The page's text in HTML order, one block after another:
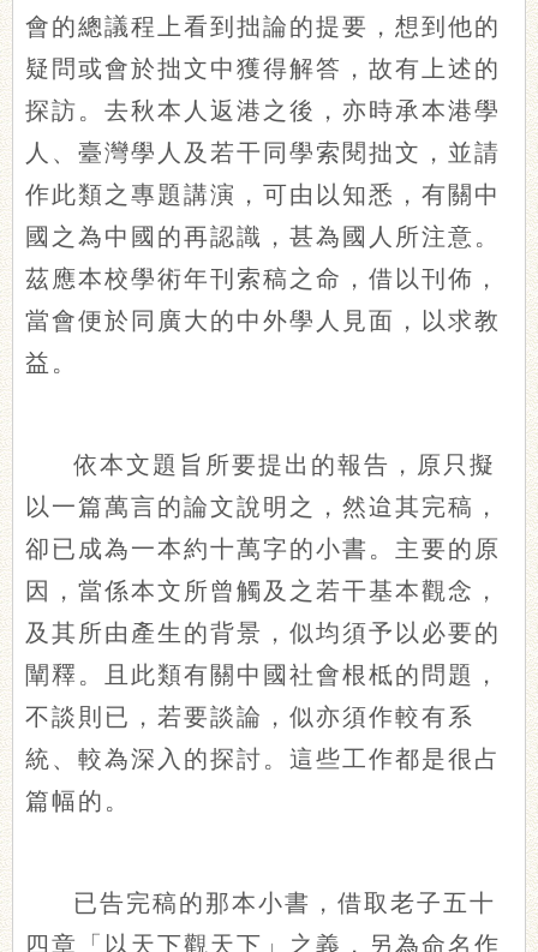
會的總議程上看到拙論的提要，想到他的
疑問或會於拙文中獲得解答，故有上述的
探訪。去秋本人返港之後，亦時承本港學
人、臺灣學人及若干同學索閱拙文，並請
作此類之專題講演，可由以知悉，有關中
國之為中國的再認識，甚為國人所注意。
茲應本校學術年刊索稿之命，借以刊佈，
當會便於同廣大的中外學人見面，以求教
益。
依本文題旨所要提出的報告，原只擬
以一篇萬言的論文說明之，然迨其完稿，
卻已成為一本約十萬字的小書。主要的原
因，當係本文所曾觸及之若干基本觀念，
及其所由產生的背景，似均須予以必要的
闡釋。且此類有關中國社會根柢的問題，
不談則已，若要談論，似亦須作較有系
統、較為深入的探討。這些工作都是很占
篇幅的。
已告完稿的那本小書，借取老子五十
四章「以天下觀天下」之義，另為命名作